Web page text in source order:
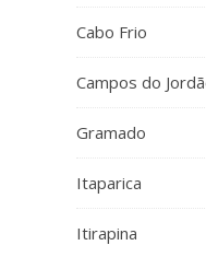
Cabo Frio
Campos do
Gramado
Itaparica
Itirapina